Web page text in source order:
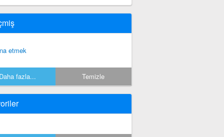
etmek
Daha fazla... Temizle